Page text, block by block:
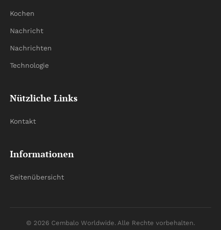
Kochen
Nachricht
Nachrichten
Technologie
Nützliche Links
Kontakt
Informationen
Seitenübersicht
© 2026 Cembalo Worldwide. Alle Rechte vorbehalten.